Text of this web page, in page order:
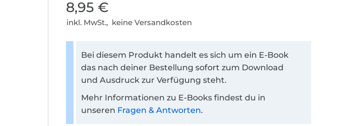
8,95 €
inkl. MwSt., keine Versandkosten
Bei diesem Produkt handelt es sich um ein E-Book
das nach deiner Bestellung sofort zum Download
und Ausdruck zur Verfügung steht.
Mehr Informationen zu E-Books findest du in
unseren Fragen & Antworten.